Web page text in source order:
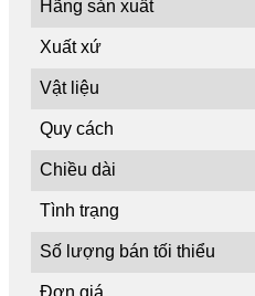
Hãng sản xuất
Xuất xứ
Vật liệu
Quy cách
Chiều dài
Tình trạng
Số lượng bán tối thiểu
Đơn giá